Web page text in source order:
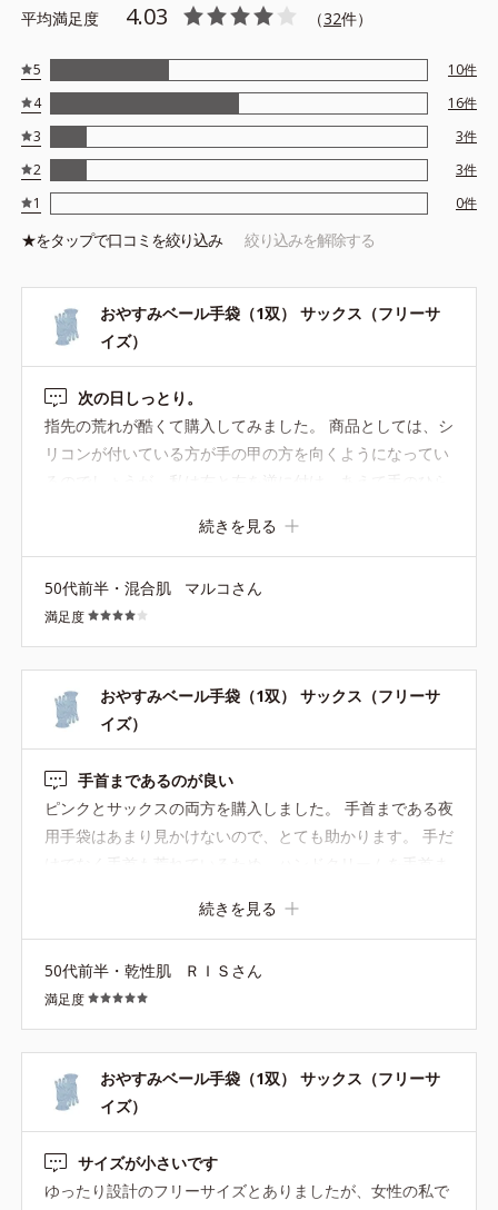
平均満足度 4.03 （32件）
5 10件
4
16件
3
3件
2
3件
1
0件
★をタップで口コミを絞り込み 絞り込みを解除する
おやすみベール手袋（1双） サックス（フリーサ
イズ）
次の日しっとり。
指先の荒れが酷くて購入してみました。 商品としては、シ
リコンが付いている方が手の甲の方を向くようになってい
るのでしょうが、私は右と左を逆に付け、あえて手のひら
色々な繊維で引っかかっていたのが良くなりました。 冬の
間は続けようと思います。
続きを見る
50代前半・混合肌 マルコさん
満足度
おやすみベール手袋（1双） サックス（フリーサ
イズ）
手首まであるのが良い
ピンクとサックスの両方を購入しました。 手首まである夜
用手袋はあまり見かけないので、とても助かります。 手だ
ました。 買ってよかったです。
続きを見る
50代前半・乾性肌 ＲＩＳさん
満足度
おやすみベール手袋（1双） サックス（フリーサ
イズ）
サイズが小さいです
ゆったり設計のフリーサイズとありましたが、女性の私で